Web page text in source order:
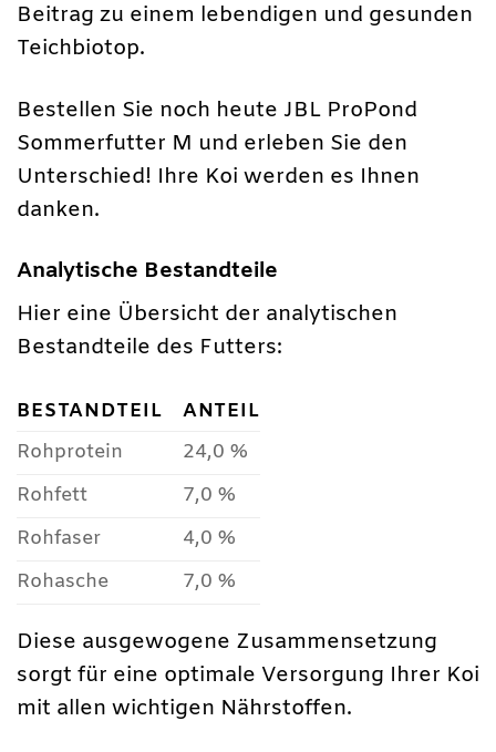
Beitrag zu einem lebendigen und gesunden
Teichbiotop.
Bestellen Sie noch heute JBL ProPond
Sommerfutter M und erleben Sie den
Unterschied! Ihre Koi werden es Ihnen
danken.
Analytische Bestandteile
Hier eine Übersicht der analytischen
Bestandteile des Futters:
BESTANDTEIL
ANTEIL
Rohprotein
24,0 %
Rohfett
7,0 %
Rohfaser
4,0 %
Rohasche
7,0 %
Diese ausgewogene Zusammensetzung
sorgt für eine optimale Versorgung Ihrer Koi
mit allen wichtigen Nährstoffen.